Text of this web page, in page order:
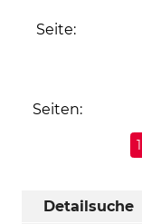
Seite:
Seiten:
1
Detailsuche